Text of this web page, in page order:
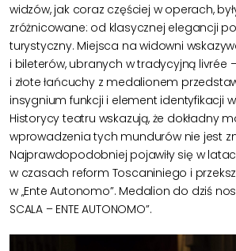
widzów, jak coraz częściej w operach,
zróżnicowane: od klasycznej elegancji
turystyczny. Miejsca na widowni
i bileterów, ubranych w tradycyjną livrée
i złote łańcuchy z medalionem
insygnium funkcji i element identyfikacji
Historycy teatru wskazują, że dokładny
wprowadzenia tych mundurów nie jest
Najprawdopodobniej pojawiły się w
w czasach reform Toscaniniego i
w „EnteAutonomo”. Medalion do dziś nosi
SCALA – ENTE AUTONOMO”.